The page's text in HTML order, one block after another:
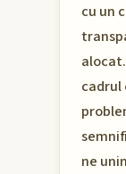
cu un
cadrul
ne